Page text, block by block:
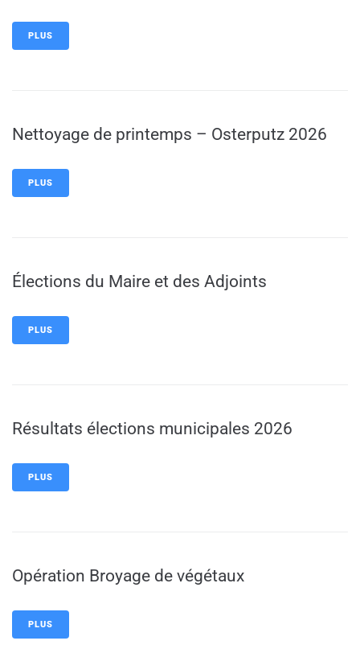
PLUS
Nettoyage de printemps – Osterputz 2026
PLUS
Élections du Maire et des Adjoints
PLUS
Résultats élections municipales 2026
PLUS
Opération Broyage de végétaux
PLUS